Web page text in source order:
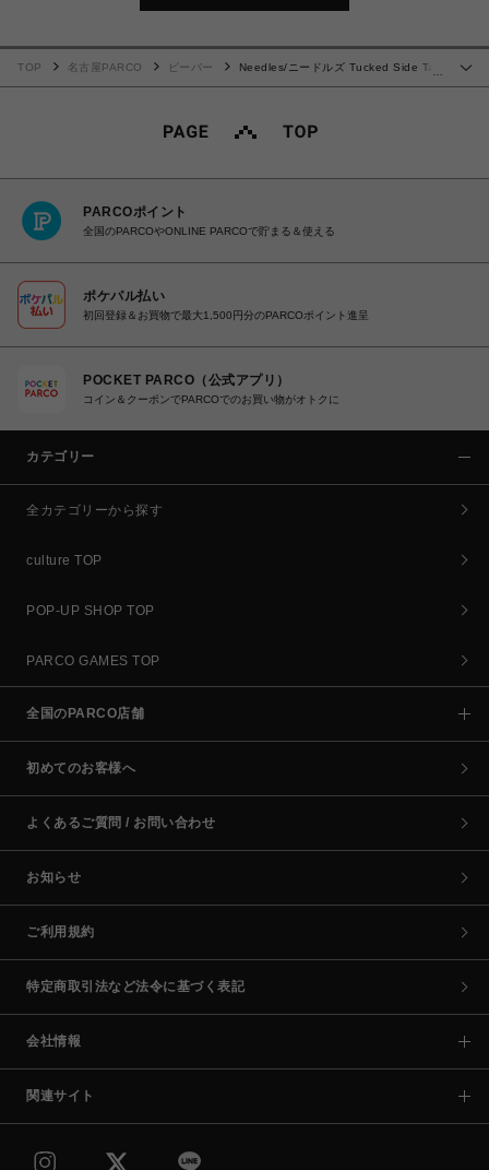
…
TOP 名古屋PARCO ビーバー
Needles/ニードルズ Tucked Side Tab
PARCOポイント
全国のPARCOやONLINE PARCOで貯まる＆使える
ポケパル払い
初回登録＆お買物で最大1,500円分のPARCOポイント進呈
POCKET PARCO（公式アプリ）
コイン＆クーポンでPARCOでのお買い物がオトクに
カテゴリー
全カテゴリーから探す
culture TOP
POP-UP SHOP TOP
PARCO GAMES TOP
全国のPARCO店舗
初めてのお客様へ
よくあるご質問 / お問い合わせ
お知らせ
ご利用規約
特定商取引法など法令に基づく表記
会社情報
関連サイト